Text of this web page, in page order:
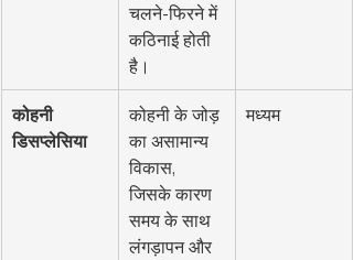
चलने-फिरने में
कठिनाई होती
है।
कोहनी
डिसप्लेसिया
कोहनी के जोड़
का असामान्य
विकास,
जिसके कारण
समय के साथ
लंगड़ापन और
मध्यम